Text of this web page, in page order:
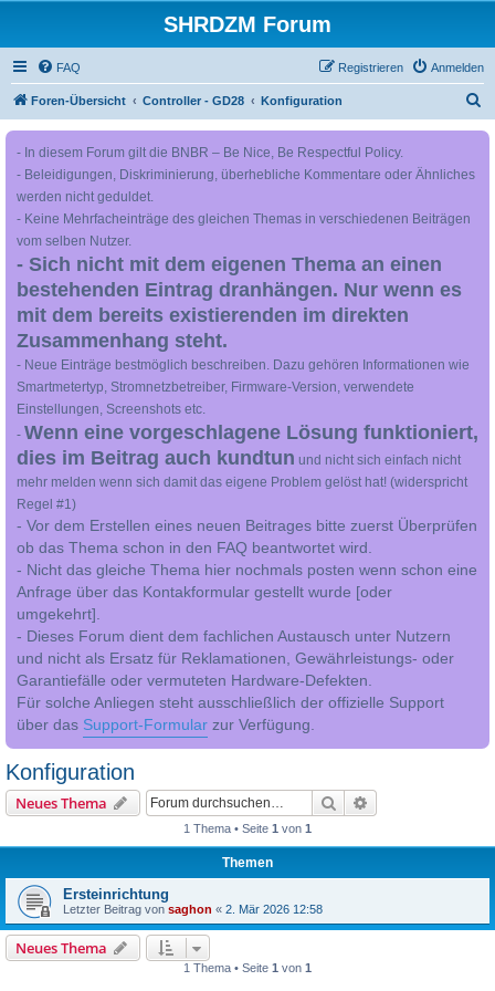
SHRDZM Forum
FAQ Anmelden
Registrieren
Foren-Übersicht Controller - GD28 Konfiguration
- In diesem Forum gilt die BNBR – Be Nice, Be Respectful Policy.
- Beleidigungen, Diskriminierung, überhebliche Kommentare oder Ähnliches
werden nicht geduldet.
- Keine Mehrfacheinträge des gleichen Themas in verschiedenen Beiträgen
vom selben Nutzer.
- Sich nicht mit dem eigenen Thema an einen
bestehenden Eintrag dranhängen. Nur wenn es
mit dem bereits existierenden im direkten
Zusammenhang steht.
- Neue Einträge bestmöglich beschreiben. Dazu gehören Informationen wie
Smartmetertyp, Stromnetzbetreiber, Firmware-Version, verwendete
Einstellungen, Screenshots etc.
- Wenn eine vorgeschlagene Lösung funktioniert,
dies im Beitrag auch kundtun und nicht sich einfach nicht
mehr melden wenn sich damit das eigene Problem gelöst hat! (widerspricht
Regel #1)
- Vor dem Erstellen eines neuen Beitrages bitte zuerst Überprüfen
ob das Thema schon in den FAQ beantwortet wird.
- Nicht das gleiche Thema hier nochmals posten wenn schon eine
Anfrage über das Kontakformular gestellt wurde [oder
umgekehrt].
- Dieses Forum dient dem fachlichen Austausch unter Nutzern
und nicht als Ersatz für Reklamationen, Gewährleistungs- oder
Garantiefälle oder vermuteten Hardware-Defekten.
Für solche Anliegen steht ausschließlich der offizielle Support
über das Support-Formular zur Verfügung.
Konfiguration
Neues Thema Suche
1 Thema • Seite 1 von 1
Themen
Ersteinrichtung
Letzter Beitrag von saghon « 2. Mär 2026 12:58
Neues Thema
1 Thema • Seite 1 von 1